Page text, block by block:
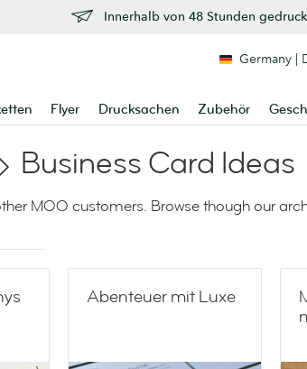
Innerhalb von 48 Stunden
Flyer Drucksachen Zubehör
Germany |
Business Card Ideas
MOO customers. Browse though our
Abenteuer mit Luxe